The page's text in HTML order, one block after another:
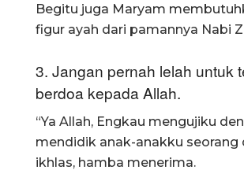
Begitu juga Maryam
figur ayah dari pamannya Nabi
3. Jangan pernah lelah untuk
berdoa kepada Allah.
“Ya Allah, Engkau mengujiku
mendidik anak-anakku seorang
ikhlas, hamba menerima.